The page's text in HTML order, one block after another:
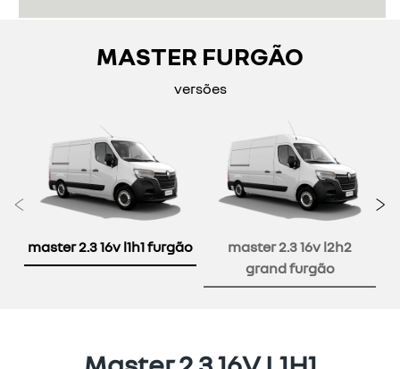
MASTER FURGÃO
versões
master 2.3 16v l1h1 furgão
master 2.3 16v l2h2
grand furgão
Anterior